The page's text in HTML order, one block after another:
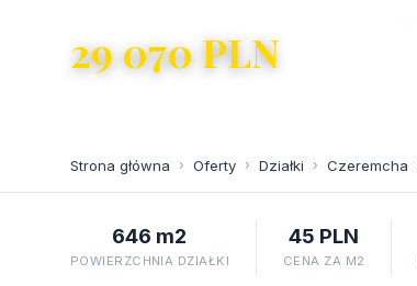
29 070 PLN
Strona główna › Oferty › Działki › Czeremcha
646 m2
POWIERZCHNIA DZIAŁKI
45 PLN
CENA ZA M2